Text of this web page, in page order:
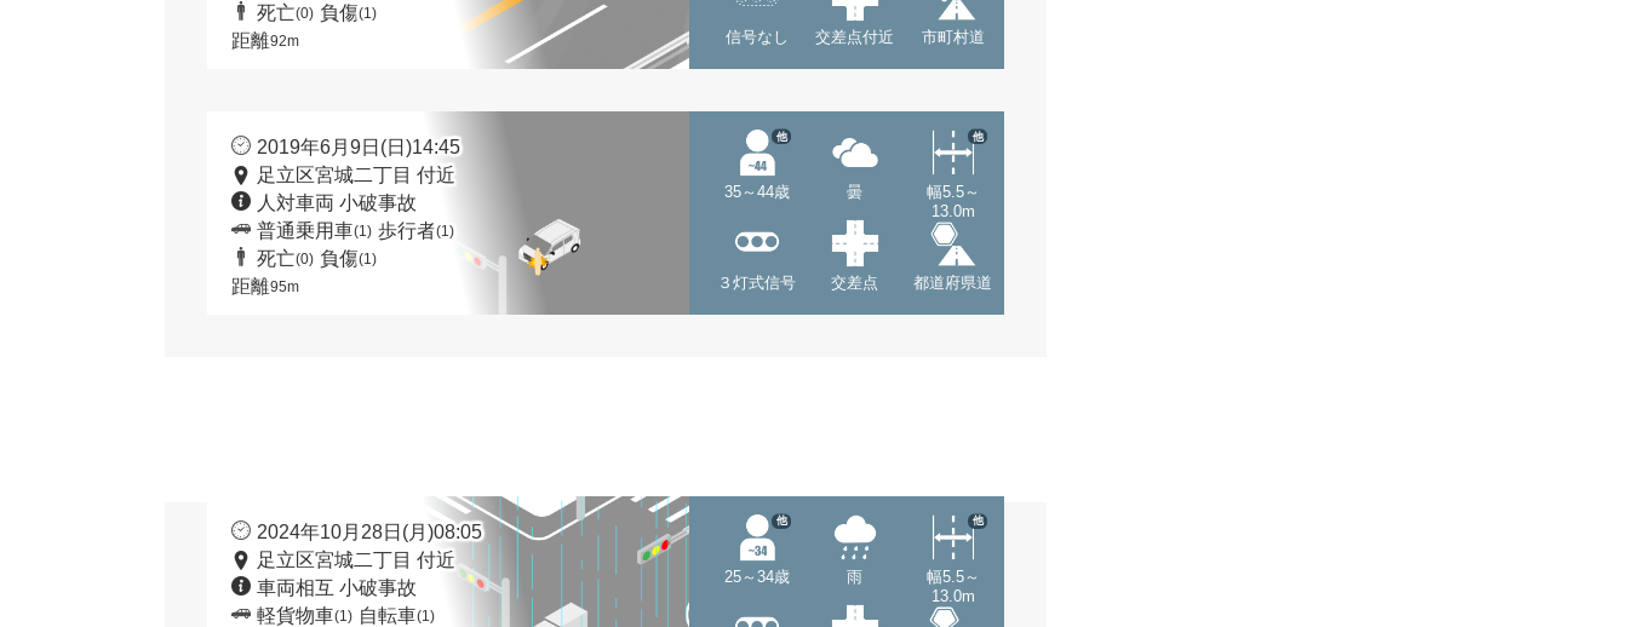
死亡(0) 負傷(1)
距離92m 信号なし 交差点付近 市町村道
2019年6月9日(日)14:45
足立区宮城二丁目 付近
人対車両 小破事故
普通乗用車(1) 歩行者(1)
死亡(0) 負傷(1)
距離95m
35～44歳
他
曇
幅5.5～
13.0m
他
３灯式信号 交差点 都道府県道
2024年10月28日(月)08:05
足立区宮城二丁目 付近
車両相互 小破事故
軽貨物車(1) 自転車(1)
25～34歳
他
雨
幅5.5～
13.0m
他